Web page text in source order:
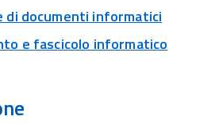
di documenti informatici
e fascicolo informatico